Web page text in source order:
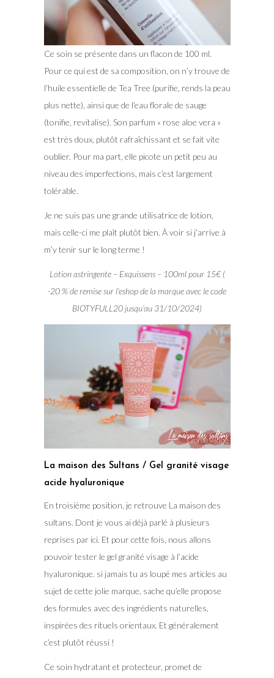
Ce soin se présente dans un flacon de 100 ml.
Pour ce qui est de sa composition, on n’y trouve de
l’huile essentielle de Tea Tree (purifie, rends la peau
plus nette), ainsi que de l’eau florale de sauge
(tonifie, revitalise). Son parfum « rose aloe vera »
est très doux, plutôt rafraîchissant et se fait vite
oublier. Pour ma part, elle picote un petit peu au
niveau des imperfections, mais c’est largement
tolérable.
Je ne suis pas une grande utilisatrice de lotion,
mais celle-ci me plaît plutôt bien. À voir si j’arrive à
m’y tenir sur le long terme !
Lotion astringente – Exquissens – 100ml pour 15€ (
-20 % de remise sur l’eshop de la marque avec le code
BIOTYFULL20 jusqu’au 31/10/2024)
La maison des Sultans / Gel granité visage
acide hyaluronique
En troisième position, je retrouve La maison des
sultans. Dont je vous ai déjà parlé à plusieurs
reprises par ici. Et pour cette fois, nous allons
pouvoir tester le gel granité visage à l’acide
hyaluronique. si jamais tu as loupé mes articles au
sujet de cette jolie marque, sache qu’elle propose
des formules avec des ingrédients naturelles,
inspirées des rituels orientaux. Et généralement
c’est plutôt réussi !
Ce soin hydratant et protecteur, promet de